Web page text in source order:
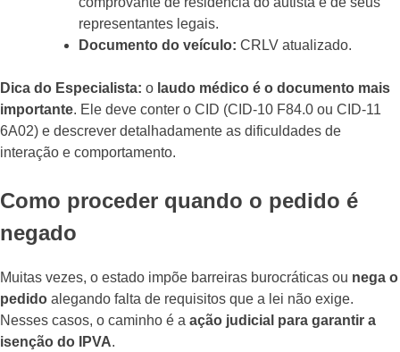
representantes legais.
Documento do veículo: CRLV atualizado.
Dica do Especialista: o laudo médico é o documento mais
importante. Ele deve conter o CID (CID-10 F84.0 ou CID-11
6A02) e descrever detalhadamente as dificuldades de
interação e comportamento.
Como proceder quando o pedido é
negado
Muitas vezes, o estado impõe barreiras burocráticas ou nega o
pedido alegando falta de requisitos que a lei não exige.
Nesses casos, o caminho é a ação judicial para garantir a
isenção do IPVA.